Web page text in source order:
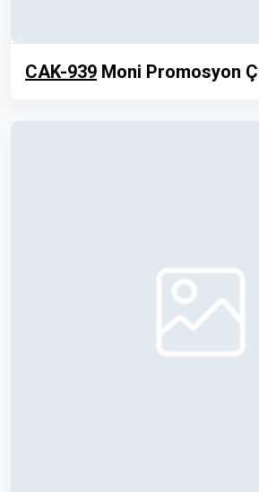
CAK-939 Moni Promosyon